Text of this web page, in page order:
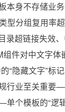
本身不存储业
型分组复用率
录超链接失效
件对中文字
“隐藏文字”标
行业至关重
个模板的“逻